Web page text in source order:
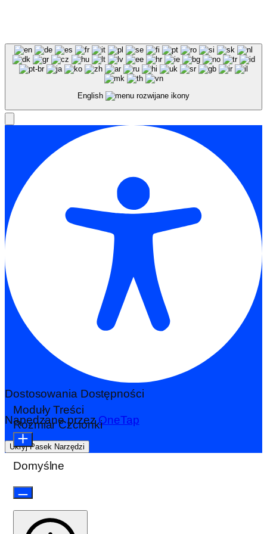
English
Dostosowania Dostępności
Napędzane przezOneTap
Ukryj Pasek Narzędzi
Moduły Treści
Rozmiar Czcionki
Domyślne